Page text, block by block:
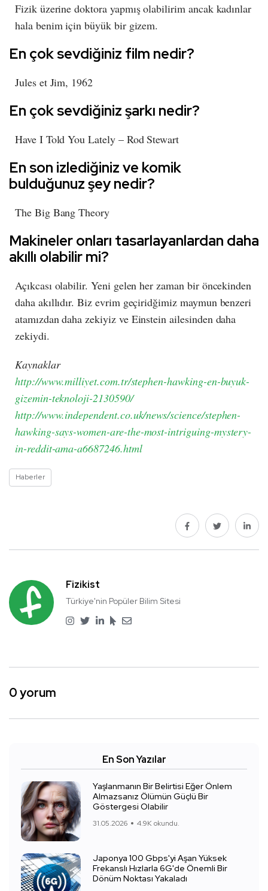
Fizik üzerine doktora yapmış olabilirim ancak kadınlar
hala benim için büyük bir gizem.
En çok sevdiğiniz film nedir?
Jules et Jim, 1962
En çok sevdiğiniz şarkı nedir?
Have I Told You Lately – Rod Stewart
En son izlediğiniz ve komik
bulduğunuz şey nedir?
The Big Bang Theory
Makineler onları tasarlayanlardan daha
akıllı olabilir mi?
Açıkcası olabilir. Yeni gelen her zaman bir öncekinden
daha akıllıdır. Biz evrim geçiridğimiz maymun benzeri
atamızdan daha zekiyiz ve Einstein ailesinden daha
zekiydi.
Kaynaklar
http://www.milliyet.com.tr/stephen-hawking-en-buyuk-
gizemin-teknoloji-2130590/
http://www.independent.co.uk/news/science/stephen-
hawking-says-women-are-the-most-intriguing-mystery-
in-reddit-ama-a6687246.html
Haberler
Fizikist
Türkiye'nin Popüler Bilim Sitesi
0 yorum
En Son Yazılar
Yaşlanmanın Bir Belirtisi Eğer Önlem
Almazsanız Ölümün Güçlü Bir
Göstergesi Olabilir
31.05.2026 4.9K okundu.
Japonya 100 Gbps'yi Aşan Yüksek
Frekanslı Hızlarla 6G'de Önemli Bir
Dönüm Noktası Yakaladı